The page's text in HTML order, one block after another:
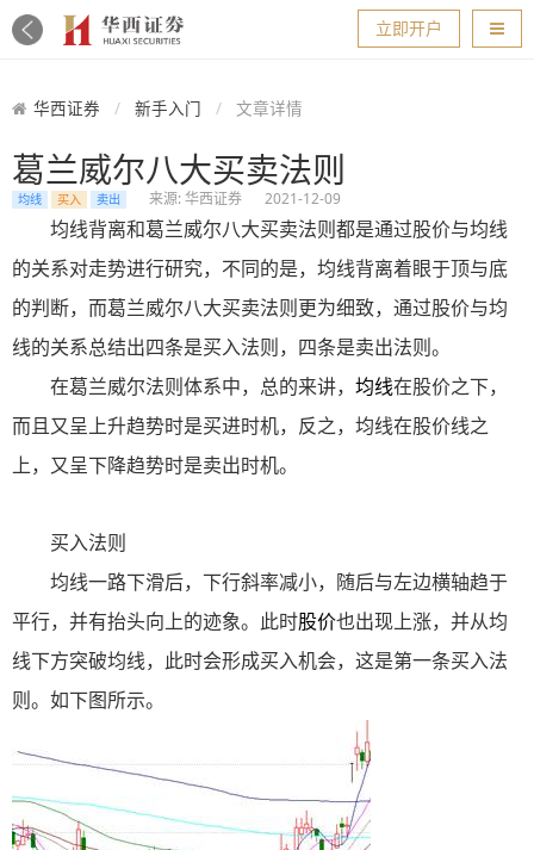
导航
立即开户
华西证券 新手入门 文章详情
葛兰威尔八大买卖法则
均线 买入 卖出 来源: 华西证券
2021-12-09
均线背离和葛兰威尔八大买卖法则都是通过股价与均线
的关系对走势进行研究，不同的是，均线背离着眼于顶与底
的判断，而葛兰威尔八大买卖法则更为细致，通过股价与均
线的关系总结出四条是买入法则，四条是卖出法则。
在葛兰威尔法则体系中，总的来讲， 均线在股价之下，
而且又呈上升趋势时是买进时机，反之，均线在股价线之
上，又呈下降趋势时是卖出时机。
买入法则
均线一路下滑后，下行斜率减小，随后与左边横轴趋于
平行，并有抬头向上的迹象。此时股价也出现上涨，并从均
线下方突破均线，此时会形成买入机会，这是第一条买入法
则。如下图所示。